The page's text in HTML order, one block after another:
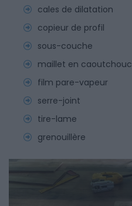
cales de dilatation
copieur de profil
sous-couche
maillet en caoutchouc
film pare-vapeur
serre-joint
tire-lame
grenouillère